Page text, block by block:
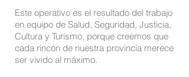
Este operativo es el resultado del trabajo
en equipo de Salud, Seguridad, Justicia,
Cultura y Turismo, porque creemos que
cada rincón de nuestra provincia merece
ser vivido al máximo.